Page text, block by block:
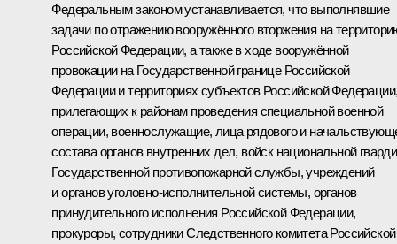
Федеральным законом устанавливается, что выполнявшие
задачи по отражению вооружённого вторжения на
Российской Федерации, а также в ходе вооружённой
провокации на Государственной границе Российской
Федерации и территориях субъектов Российской
прилегающих к районам проведения специальной военной
операции, военнослужащие, лица рядового и
состава органов внутренних дел, войск национальной
Государственной противопожарной службы, учреждений
и органов уголовно-исполнительной системы, органов
принудительного исполнения Российской Федерации,
прокуроры, сотрудники Следственного комитета Российской